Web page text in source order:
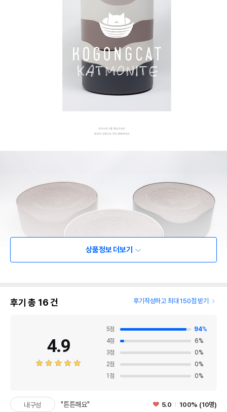
상품정보 더보기
후기 총 16건 후기작성하고 최대 150점 받기
4.9
5점 94%
4점 6%
3점 0%
2점 0%
1 점 0%
내구성 "튼튼해요" 5.0 100% (10명)